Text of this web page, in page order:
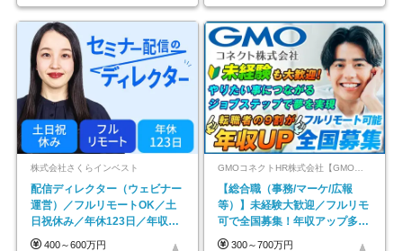
株式会社さくらインベスト
配信ディレクター（ウェビナー
運営）／フルリモートOK／土
日祝休み／年休123日／年収
600万円可
400～600万円
GMOコネクトHR株式会社【GMOインターネットグループ】
【総合職（事務/マーケ/広報
等）】未経験大歓迎／フルリモ
可で全国募集！年収アップ多数
★年休最大130日★
300～700万円